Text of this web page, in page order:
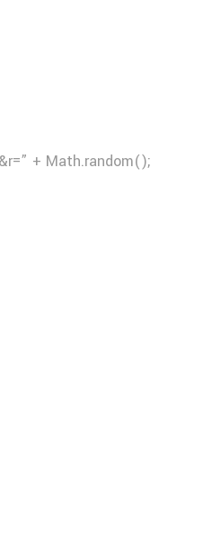
+ Math.random();